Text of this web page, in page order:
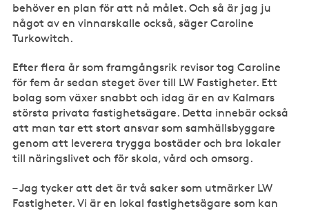
behöver en plan för att nå målet. Och så är jag ju
något av en vinnarskalle också, säger Caroline
Turkowitch.
Efter flera år som framgångsrik revisor tog Caroline
för fem år sedan steget över till LW Fastigheter. Ett
bolag som växer snabbt och idag är en av Kalmars
största privata fastighetsägare. Detta innebär också
att man tar ett stort ansvar som samhällsbyggare
genom att leverera trygga bostäder och bra lokaler
till näringslivet och för skola, vård och omsorg.
– Jag tycker att det är två saker som utmärker LW
Fastigheter. Vi är en lokal fastighetsägare som kan